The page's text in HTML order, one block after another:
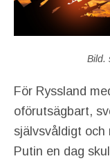
Bild.
För Ryssland
oförutsägbart,
självsvåldigt och
Putin en dag